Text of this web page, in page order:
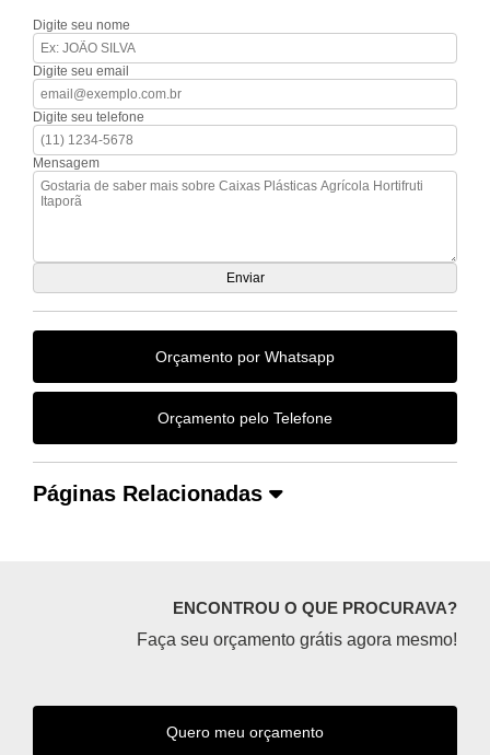
Digite seu nome
Digite seu email
Digite seu telefone
Mensagem
Orçamento por Whatsapp
Orçamento pelo Telefone
Páginas Relacionadas
ENCONTROU O QUE PROCURAVA?
Faça seu orçamento grátis agora mesmo!
Quero meu orçamento